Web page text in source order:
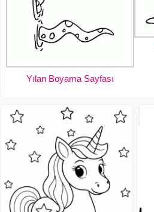
Yılan Boyama Sayfası